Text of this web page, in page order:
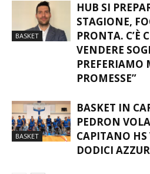
BASKET
HUB SI
STAGIONE,
PRONTA. C’È
VENDERE
PREFERIAMO
PROMESSE”
BASKET
BASKET IN
PEDRON
CAPITANO HS
DODICI